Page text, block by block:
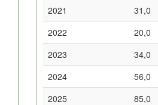
2021
31,0
2022
20,0
2023
34,0
2024
56,0
2025
85,0